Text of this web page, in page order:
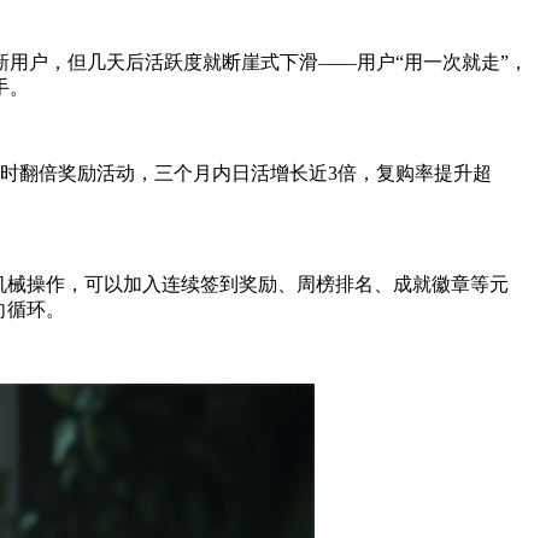
户，但几天后活跃度就断崖式下滑——用户“用一次就走”，
翻倍奖励活动，三个月内日活增长近3倍，复购率提升超
操作，可以加入连续签到奖励、周榜排名、成就徽章等元
环。